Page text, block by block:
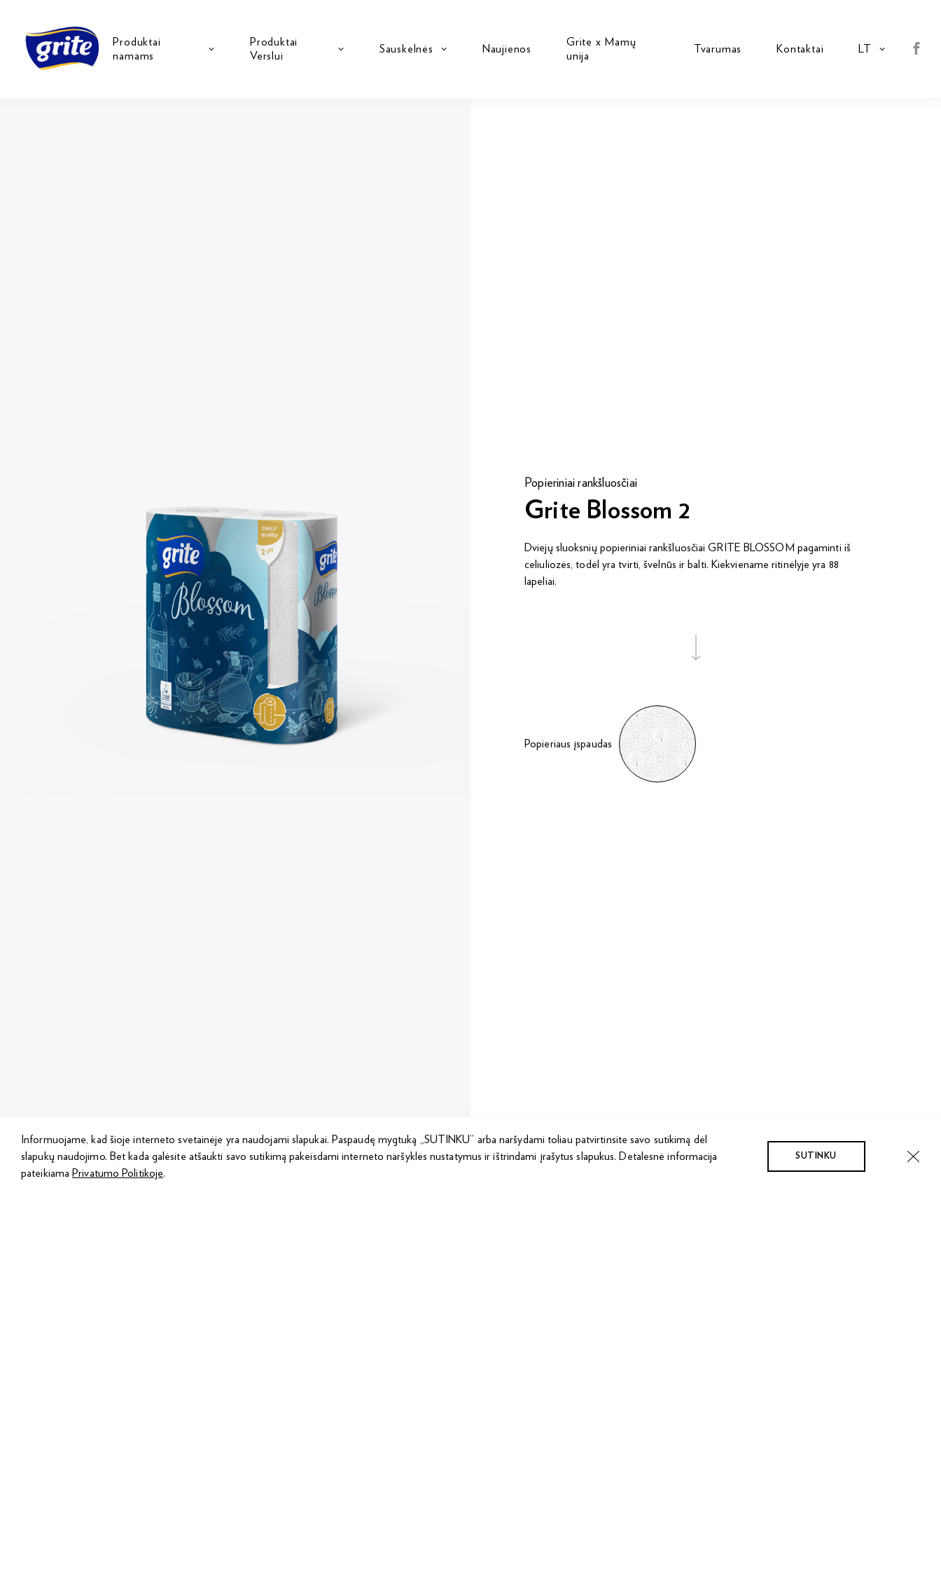
Produktai
namams
Produktai
Verslui
Sauskelnės Naujienos
Grite x Mamų
unija
Tvarumas Kontaktai
Popieriniai rankšluosčiai
Grite Blossom 2
Dviejų sluoksnių popieriniai rankšluosčiai GRITE BLOSSOM pagaminti iš
celiuliozės, todėl yra tvirti, švelnūs ir balti. Kiekviename ritinėlyje yra 88
lapeliai.
Popieriaus įspaudas
Informuojame, kad šioje interneto svetainėje yra naudojami slapukai. Paspaudę mygtuką „SUTINKU” arba naršydami toliau patvirtinsite savo sutikimą dėl
slapukų naudojimo. Bet kada galėsite atšaukti savo sutikimą pakeisdami interneto naršyklės nustatymus ir ištrindami įrašytus slapukus. Detalesnė informacija
pateikiama Privatumo Politikoje.
SUTINKU